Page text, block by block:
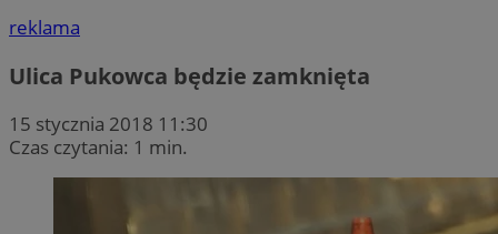
reklama
Ulica Pukowca będzie zamknięta
15 stycznia 2018 11:30
Czas czytania: 1 min.